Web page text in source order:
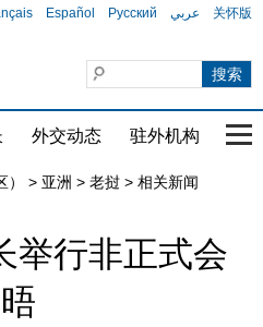
Español Русский عربي 关怀版
外交动态 驻外机构 国
> 亚洲 > 老挝 > 相关新闻
举行非正式会
晤